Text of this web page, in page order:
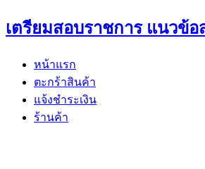
Skip
to
เตรียมสอบราชการ แนวข้อ
หน้าแรก
ตะกร้าสินค้า
แจ้งชำระเงิน
ร้านค้า